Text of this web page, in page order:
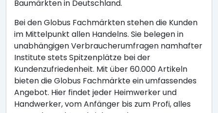
Baumärkten in Deutschland.
Bei den Globus Fachmärkten stehen die Kunden
im Mittelpunkt allen Handelns. Sie belegen in
unabhängigen Verbraucherumfragen namhafter
Institute stets Spitzenplätze bei der
Kundenzufriedenheit. Mit über 60.000 Artikeln
bieten die Globus Fachmärkte ein umfassendes
Angebot. Hier findet jeder Heimwerker und
Handwerker, vom Anfänger bis zum Profi, alles